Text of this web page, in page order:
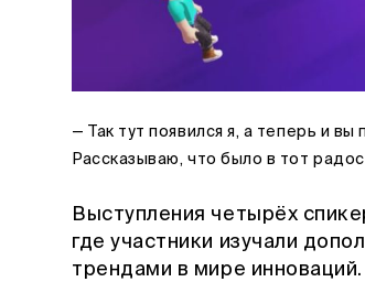
— Так тут появился я, а теперь и
Рассказываю, что было в тот
Выступления четырёх
где участники изучали
трендами в мире